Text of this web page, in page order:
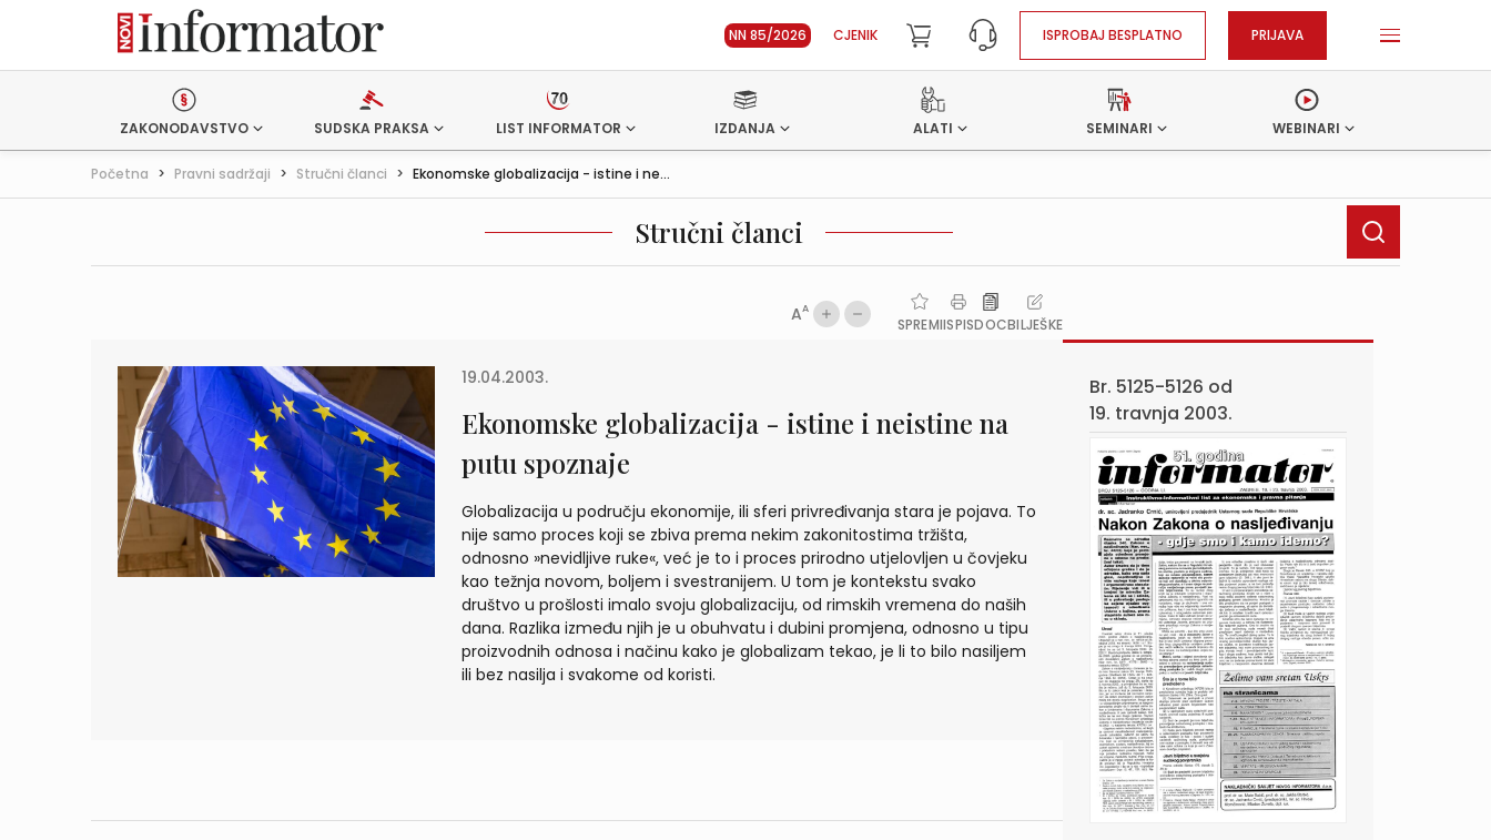
NN 85/2026 CJENIK ISPROBAJ BESPLATNO PRIJAVA
ZAKONODAVSTVO SUDSKA PRAKSA LIST INFORMATOR IZDANJA ALATI SEMINARI WEBINARI
Početna > Pravni sadržaji > Stručni članci > Ekonomske globalizacija - istine i ne...
Stručni članci
AA
SPREMIISPISDOCBILJEŠKE
19.04.2003.
Ekonomske globalizacija - istine i neistine na
putu spoznaje
Globalizacija u području ekonomije, ili sferi privređivanja stara je pojava. To
nije samo proces koji se zbiva prema nekim zakonitostima tržišta,
odnosno »nevidljive ruke«, već je to i proces prirodno utjelovljen u čovjeku
kao težnja novom, boljem i svestranijem. U tom je kontekstu svako
društvo u prošlosti imalo svoju globalizaciju, od rimskih vremena do naših
dana. Razlika između njih je u obuhvatu i dubini promjena, odnosno u tipu
proizvodnih odnosa i načinu kako je globalizam tekao, je li to bilo nasiljem
ili bez nasilja i svakome od koristi.
Br. 5125-5126 od
19. travnja 2003.